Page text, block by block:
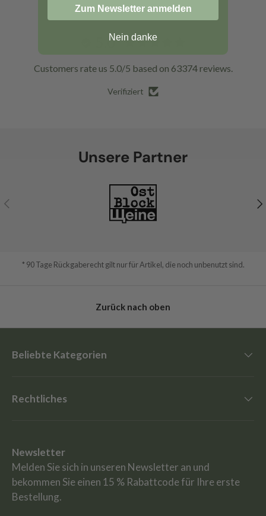
5.0
Customers rate us 5.0/5 based on 63374 reviews.
Verifiziert
Unsere Partner
Vorherige
* 90 Tage Rückgaberecht gilt nur für Artikel, die noch unbenutzt sind.
Zurück nach oben
Beliebte Kategorien
Rechtliches
Newsletter
Melden Sie sich in unseren Newsletter an und
bekommen Sie einen 15 % Rabattcode für Ihre erste
Bestellung.
Zum Newsletter anmelden
Nein danke